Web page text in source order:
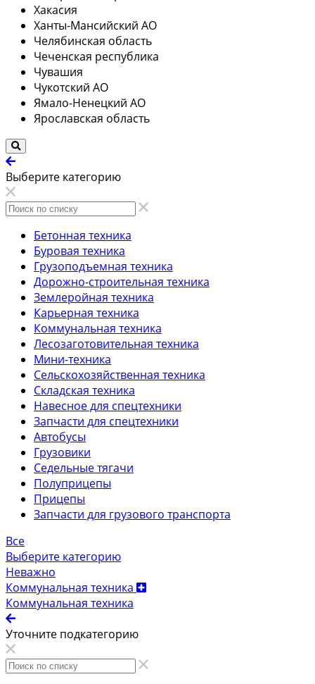
Хакасия
Ханты-Мансийский АО
Челябинская область
Чеченская республика
Чувашия
Чукотский АО
Ямало-Ненецкий АО
Ярославская область
Выберите категорию
Бетонная техника
Буровая техника
Грузоподъемная техника
Дорожно-строительная техника
Землеройная техника
Карьерная техника
Коммунальная техника
Лесозаготовительная техника
Мини-техника
Сельскохозяйственная техника
Складская техника
Навесное для спецтехники
Запчасти для спецтехники
Автобусы
Грузовики
Седельные тягачи
Полуприцепы
Прицепы
Запчасти для грузового транспорта
Все
Выберите категорию
Неважно
Коммунальная техника
Коммунальная техника
Уточните подкатегорию